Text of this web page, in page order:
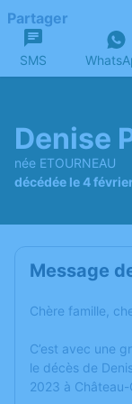
Partager
SMS
Denise
née ETOURNEAU
décédée le 4
Message
Chère famille,
C’est avec une
le décès de
2023 à Château-